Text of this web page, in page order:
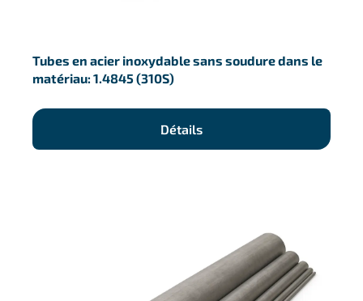
Tubes en acier inoxydable sans soudure dans le
matériau: 1.4845 (310S)
Détails